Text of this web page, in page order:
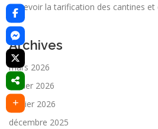
revoir la tarification des cantines et
Archives
mars 2026
février 2026
janvier 2026
décembre 2025